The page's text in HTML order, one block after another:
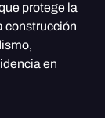
protege la
construcción
en